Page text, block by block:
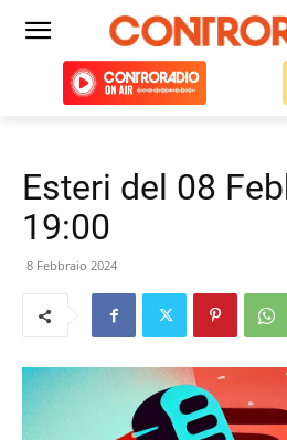
Esteri del 08
19:00
8 Febbraio 2024